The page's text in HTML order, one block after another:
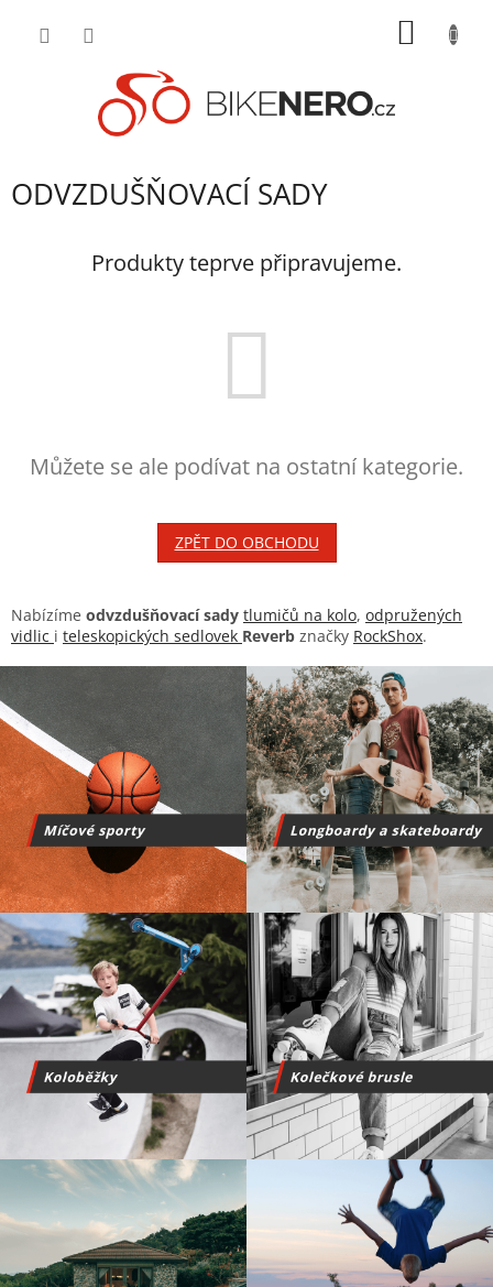
ODVZDUŠŇOVACÍ SADY
Produkty teprve připravujeme.
Můžete se ale podívat na ostatní kategorie.
ZPĚT DO OBCHODU
Nabízíme odvzdušňovací sady tlumičů na kolo, odpružených
vidlic i teleskopických sedlovek Reverb značky RockShox.